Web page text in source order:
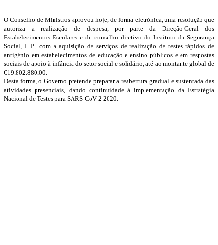
O Conselho de Ministros aprovou hoje, de forma eletrónica, uma resolução que
autoriza a realização de despesa, por parte da Direção-Geral dos
Estabelecimentos Escolares e do conselho diretivo do Instituto da Segurança
Social, I. P., com a aquisição de serviços de realização de testes rápidos de
antigénio em estabelecimentos de educação e ensino públicos e em respostas
sociais de apoio à infância do setor social e solidário, até ao montante global de
€19.802.880,00.
Desta forma, o Governo pretende preparar a reabertura gradual e sustentada das
atividades presenciais, dando continuidade à implementação da Estratégia
Nacional de Testes para SARS-CoV-2 2020.